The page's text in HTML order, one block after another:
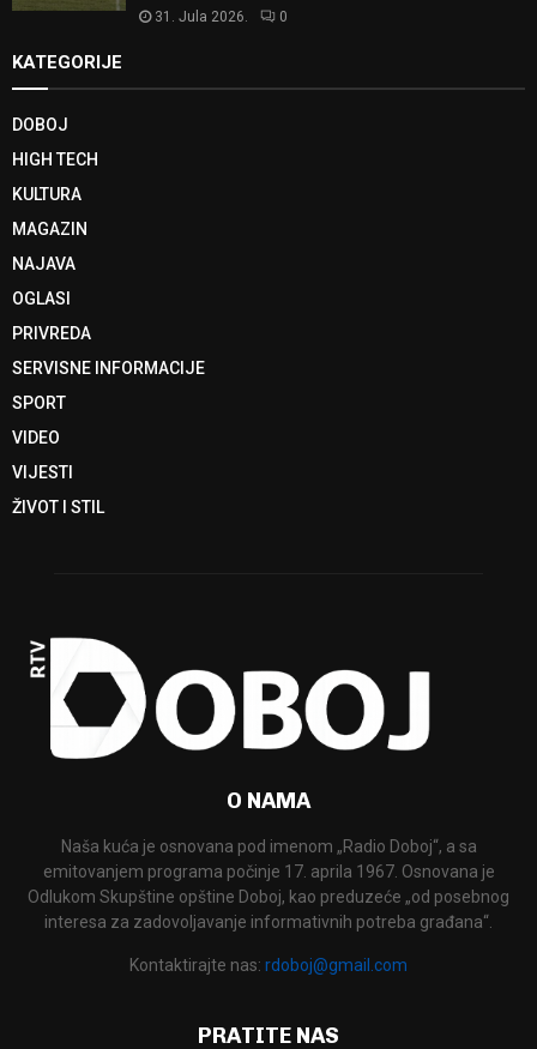
31. Jula 2026. 0
KATEGORIJE
DOBOJ
HIGH TECH
KULTURA
MAGAZIN
NAJAVA
OGLASI
PRIVREDA
SERVISNE INFORMACIJE
SPORT
VIDEO
VIJESTI
ŽIVOT I STIL
O NAMA
Naša kuća je osnovana pod imenom „Radio Doboj“, a sa
emitovanjem programa počinje 17. aprila 1967. Osnovana je
Odlukom Skupštine opštine Doboj, kao preduzeće „od posebnog
interesa za zadovoljavanje informativnih potreba građana“.
Kontaktirajte nas: rdoboj@gmail.com
PRATITE NAS